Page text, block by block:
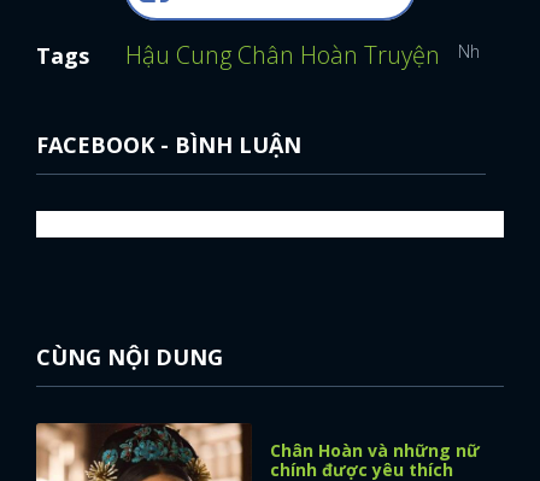
Tags Hậu Cung Chân Hoàn Truyện Như Ý
FACEBOOK - BÌNH LUẬN
CÙNG NỘI DUNG
Chân Hoàn và những nữ
chính được yêu thích